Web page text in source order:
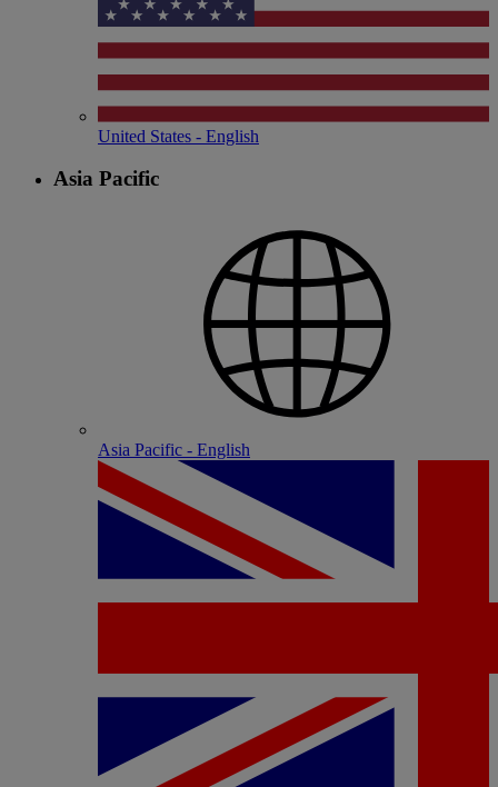
United States - English
Asia Pacific
Asia Pacific - English